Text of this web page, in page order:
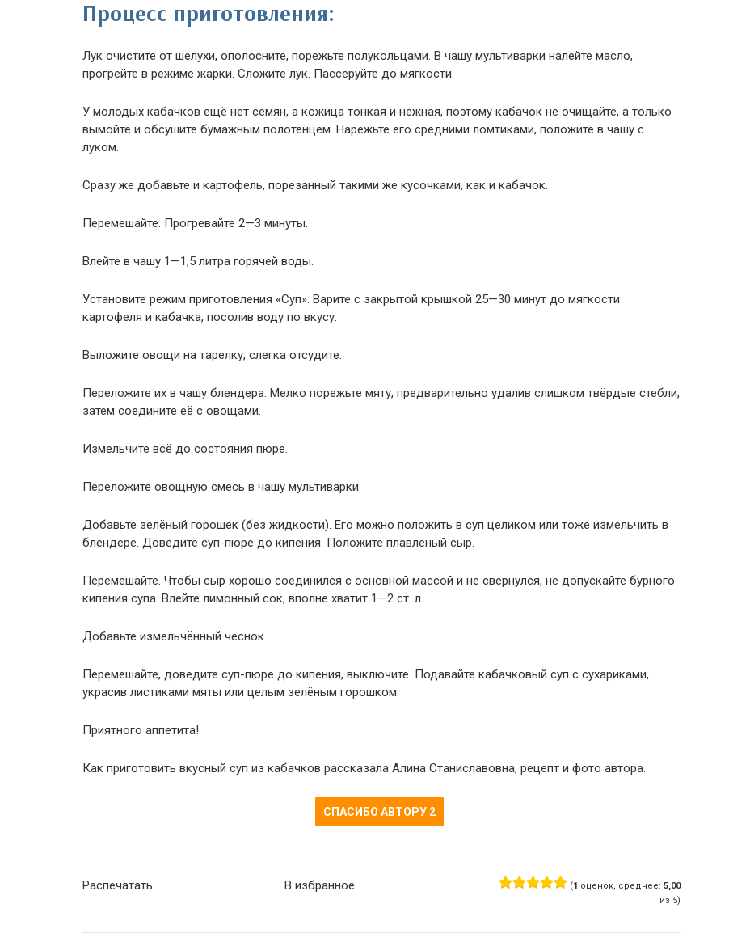
Процесс приготовления:
Лук очистите от шелухи, ополосните, порежьте полукольцами. В чашу мультиварки налейте масло,
прогрейте в режиме жарки. Сложите лук. Пассеруйте до мягкости.
У молодых кабачков ещё нет семян, а кожица тонкая и нежная, поэтому кабачок не очищайте, а только
вымойте и обсушите бумажным полотенцем. Нарежьте его средними ломтиками, положите в чашу с
луком.
Сразу же добавьте и картофель, порезанный такими же кусочками, как и кабачок.
Перемешайте. Прогревайте 2—3 минуты.
Влейте в чашу 1—1,5 литра горячей воды.
Установите режим приготовления «Суп». Варите с закрытой крышкой 25—30 минут до мягкости
картофеля и кабачка, посолив воду по вкусу.
Выложите овощи на тарелку, слегка отсудите.
Переложите их в чашу блендера. Мелко порежьте мяту, предварительно удалив слишком твёрдые стебли,
затем соедините её с овощами.
Измельчите всё до состояния пюре.
Переложите овощную смесь в чашу мультиварки.
Добавьте зелёный горошек (без жидкости). Его можно положить в суп целиком или тоже измельчить в
блендере. Доведите суп-пюре до кипения. Положите плавленый сыр.
Перемешайте. Чтобы сыр хорошо соединился с основной массой и не свернулся, не допускайте бурного
кипения супа. Влейте лимонный сок, вполне хватит 1—2 ст. л.
Добавьте измельчённый чеснок.
Перемешайте, доведите суп-пюре до кипения, выключите. Подавайте кабачковый суп с сухариками,
украсив листиками мяты или целым зелёным горошком.
Приятного аппетита!
Как приготовить вкусный суп из кабачков рассказала Алина Станиславовна, рецепт и фото автора.
СПАСИБО АВТОРУ 2
Распечатать В избранное (1 оценок, среднее: 5,00
из 5)